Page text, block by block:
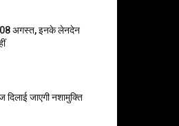
अगस्त, इनके लेनदेन
दिलाई जाएगी नशामुक्ति